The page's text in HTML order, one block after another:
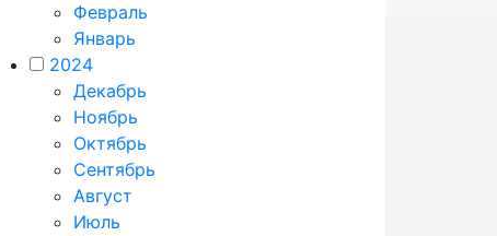
Февраль
Январь
2024
Декабрь
Ноябрь
Октябрь
Сентябрь
Август
Июль